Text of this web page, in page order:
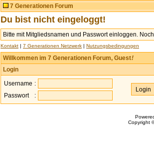
7 Generationen Forum
Du bist nicht eingeloggt!
Bitte mit Mitgliedsnamen und Passwort einloggen.
Kontakt | 7 Generationen Netzwerk | Nutzungsbedingungen
Willkommen im 7 Generationen Forum, Guest!
Login
Username :
Passwort
:
Copyright